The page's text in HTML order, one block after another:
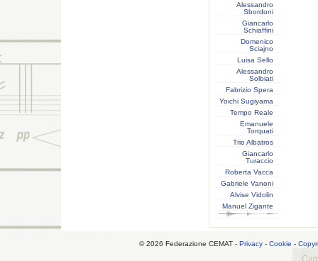
Alessandro
Sbordoni
Giancarlo
Schiaffini
Domenico
Sciajno
Luisa Sello
Alessandro
Solbiati
Fabrizio Spera
Yoichi Sugiyama
Tempo Reale
Emanuele
Torquati
Trio Albatros
Giancarlo
Turaccio
Roberta Vacca
Gabriele Vanoni
Alvise Vidolin
Manuel Zigante
© 2026 Federazione CEMAT - Privacy- Cookie -